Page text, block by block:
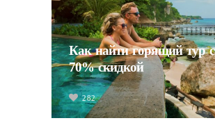
Как найти горящий тур с
70% скидкой
282